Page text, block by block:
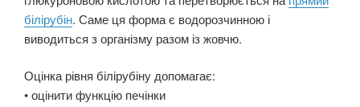
білірубін. Саме ця форма є водорозчинною і
виводиться з організму разом із жовчю.
Оцінка рівня білірубіну допомагає:
• оцінити функцію печінки